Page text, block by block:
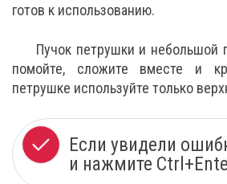
готов к использованию.
Пучок петрушки и небольшой
помойте, сложите вместе и
петрушке используйте только
Если увидели
и нажмите